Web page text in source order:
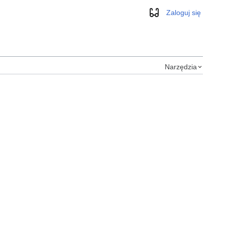
WyglądZaloguj się
Narzędzia